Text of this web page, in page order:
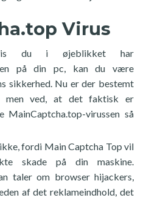
Virus
du i øjeblikket har
på din pc, kan du være
sikkerhed. Nu er der bestemt
men ved, at det faktisk er
virussen så
fordi Main Captcha Top vil
skade på din maskine.
taler om browser hijackers,
af det reklameindhold, det